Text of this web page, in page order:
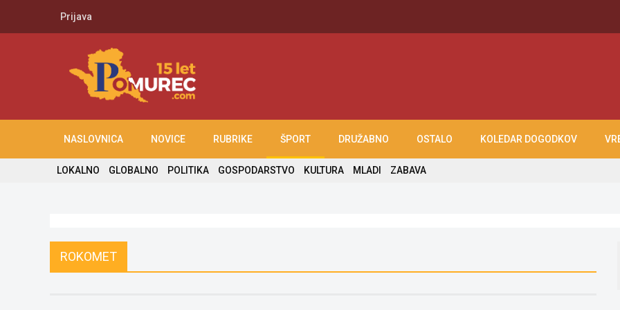
Prijava
NASLOVNICA NOVICE RUBRIKE ŠPORT DRUŽABNO OSTALO KOLEDAR DOGODKOV
LOKALNO GLOBALNO POLITIKA GOSPODARSTVO KULTURA MLADI ZABAVA
ROKOMET